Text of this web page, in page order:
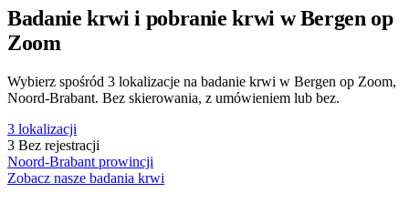
Badanie krwi i pobranie krwi w Bergen op
Zoom
Wybierz spośród 3 lokalizacje na badanie krwi w Bergen op Zoom,
Noord-Brabant. Bez skierowania, z umówieniem lub bez.
3 lokalizacji
3 Bez rejestracji
Noord-Brabant prowincji
Zobacz nasze badania krwi